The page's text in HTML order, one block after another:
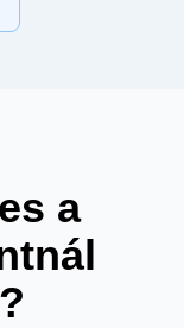
a